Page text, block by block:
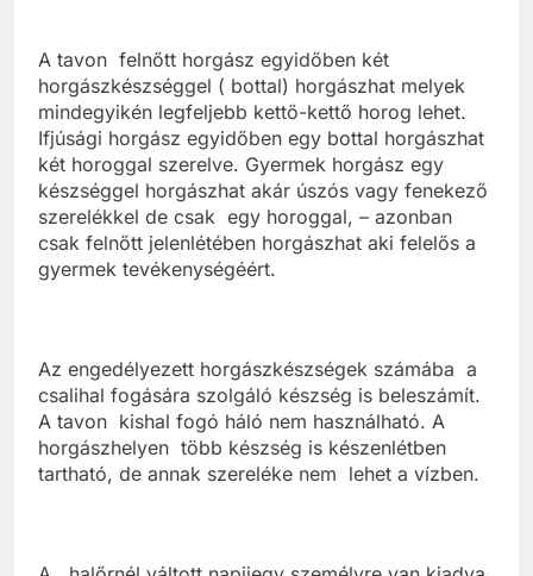
A tavon felnőtt horgász egyidőben két
horgászkészséggel ( bottal) horgászhat melyek
mindegyikén legfeljebb kettő-kettő horog lehet.
Ifjúsági horgász egyidőben egy bottal horgászhat
két horoggal szerelve. Gyermek horgász egy
készséggel horgászhat akár úszós vagy fenekező
szerelékkel de csak egy horoggal, – azonban
csak felnőtt jelenlétében horgászhat aki felelős a
gyermek tevékenységéért.
Az engedélyezett horgászkészségek számába a
csalihal fogására szolgáló készség is beleszámít.
A tavon kishal fogó háló nem használható. A
horgászhelyen több készség is készenlétben
tartható, de annak szereléke nem lehet a vízben.